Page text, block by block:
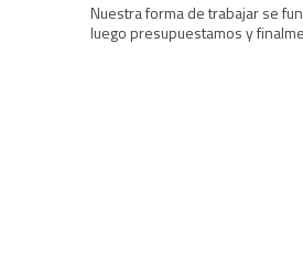
Nuestra forma de trabajar se
luego presupuestamos y